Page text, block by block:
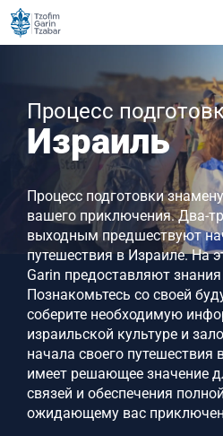
Процесс
Израиль
Процесс подготовки
вашего приключения. Два-
выходным предшествуют
путешествия в Израиле. На
Garin предоставляют
Познакомьтесь со своей
соберите необходимую
израильской культуре и
начала своего путешествия
имеет решающее значение
связей и обеспечения
ожидающему вас